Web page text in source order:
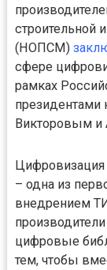
строительной
(НОПСМ)
сфере
рамках
Викторовым
Цифровизация
– одна из
внедрением
цифровые
тем, чтобы